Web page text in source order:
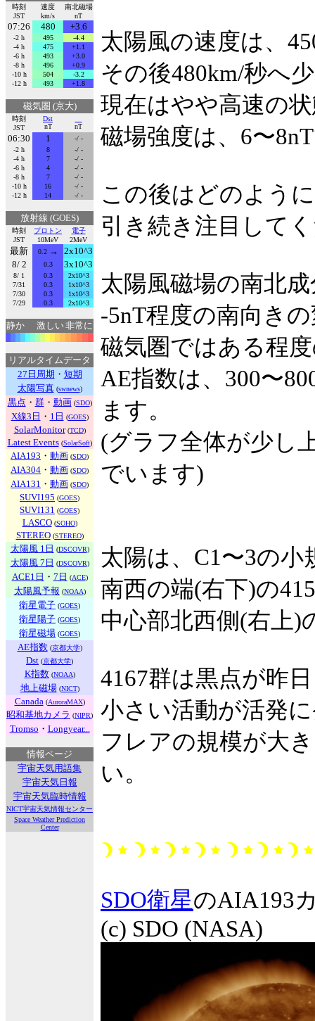
時刻
JST
速度
km/s
南北磁場
nT
07:26 480 +3.6
-2 h 495
-4.4
-4 h
475
+1.1
-6 h
493
+3.0
-8 h
496
+0.9
-10 h
504
-3.2
-12 h
493 +1.8
磁気圏 (京大)
時刻
JST
Dst
nT
nT
06:30 1
-/ -
-2 h
8
-/ -
-4 h
7
-/ -
-6 h
4
-/ -
-8 h
7
-/ -
-10 h
16
-/ -
-12 h
14 -/ -
放射線 (GOES)
時刻
JST
プロトン
10MeV
電子
2MeV
最新 0.2→
2x10^3
8/ 2
0.3 3x10^3
8/ 1 0.3
2x10^3
7/31
0.3
1x10^3
7/30
0.3
1x10^3
7/29
0.3 2x10^3
静か 激しい非常に
リアルタイムデータ
27日周期 ・ 短期
太陽写真(swnews)
黒点 ・ 群・ 動画 (SDO)
X線3日 ・ 1日 (GOES)
SolarMonitor(TCD)
Latest Events(SolarSoft)
AIA193 ・ 動画 (SDO)
AIA304 ・ 動画 (SDO)
AIA131 ・ 動画 (SDO)
SUVI195 (GOES)
SUVI131 (GOES)
LASCO(SOHO)
STEREO(STEREO)
太陽風 1日 (DSCOVR)
太陽風 7日 (DSCOVR)
ACE1日 ・ 7日 (ACE)
太陽風予報 (NOAA)
衛星電子 (GOES)
衛星陽子 (GOES)
衛星磁場 (GOES)
AE指数(京都大学)
Dst (京都大学)
K指数(NOAA)
地上磁場(NICT)
Canada (AuroraMAX)
昭和基地カメラ (NIPR)
Tromso ・ Longyear...
情報ページ
宇宙天気用語集
宇宙天気日報
宇宙天気臨時情報
NICT宇宙天気情報センター
Space Weather Prediction
Center
太陽風の速度は、
その後480km/秒へ
現在はやや高速の
磁場強度は、6〜
この後はどのよう
引き続き注目して
太陽風磁場の南北
-5nT程度の南向き
磁気圏ではある程
AE指数は、300〜
ます。
(グラフ全体が少し
でいます)
太陽は、C1〜3の
南西の端(右下)の
中心部北西側(右上)
4167群は黒点が昨
小さい活動が活発
フレアの規模が大
い。
SDO衛星のAIA193
(c) SDO (NASA)